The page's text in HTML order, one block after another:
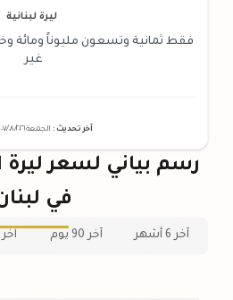
ليرة لبنانية
فقط ثمانية وتسعون مليوناً ومائة
غير
آخر تحديث : الجمعة ٠٧ /٠٨/٢٠٢٦ -
في
آخر 6 أشهر آخر 90 يوم آخر 30 يوم